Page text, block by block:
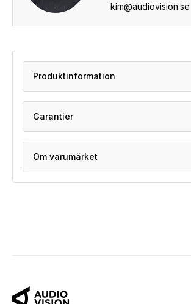
kim@audiovision.se
Produktinformation
Garantier
Om varumärket